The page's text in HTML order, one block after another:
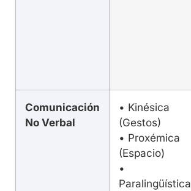
Comunicación
No Verbal
• Kinésica
(Gestos)
• Proxémica
(Espacio)
•
Paralingüística